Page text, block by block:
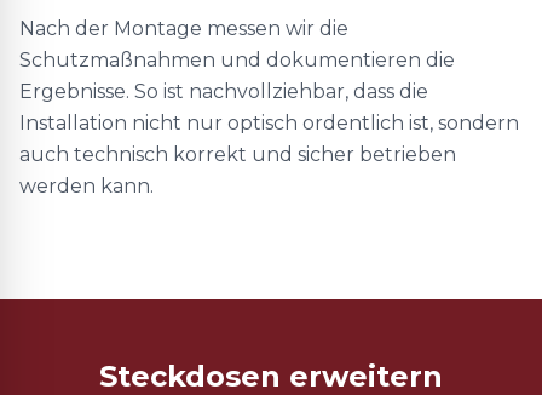
Nach der Montage messen wir die
Schutzmaßnahmen und dokumentieren die
Ergebnisse. So ist nachvollziehbar, dass die
Installation nicht nur optisch ordentlich ist, sondern
auch technisch korrekt und sicher betrieben
werden kann.
Steckdosen erweitern